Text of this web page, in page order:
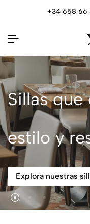
+34 658 66
Sillas
estilo y
Explora nuestras